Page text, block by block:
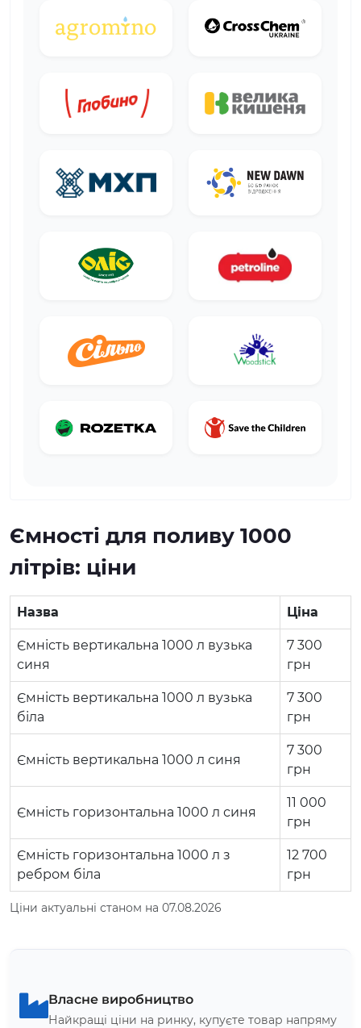
Ємності для поливу 1000
літрів: ціни
Назва Ціна
Ємність вертикальна 1000 л вузька
синя
7 300
грн
Ємність вертикальна 1000 л вузька
біла
7 300
грн
Ємність вертикальна 1000 л синя
7 300
грн
Ємність горизонтальна 1000 л синя
11 000
грн
Ємність горизонтальна 1000 л з
ребром біла
12 700
грн
Ціни актуальні станом на 07.08.2026
Власне виробництво
Найкращі ціни на ринку, купуєте товар напряму